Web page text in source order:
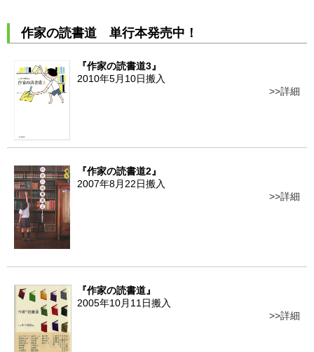
作家の読書道 単行本発売中！
『作家の読書道3』
2010年5月10日搬入
詳細
『作家の読書道2』
2007年8月22日搬入
詳細
『作家の読書道』
2005年10月11日搬入
詳細